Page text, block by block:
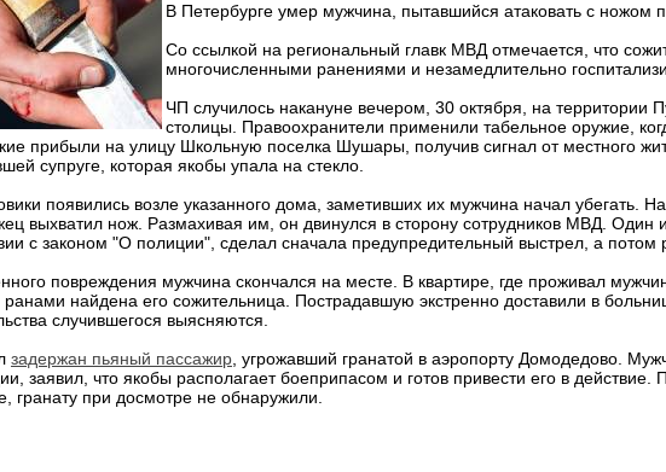
В Петербурге умер мужчина, пытавшийся атаковать с ножом
Со ссылкой на региональный главк МВД отмечается, что
многочисленными ранениями и незамедлительно
ЧП случилось накануне вечером, 30 октября, на территории
столицы. Правоохранители применили табельное оружие,
прибыли на улицу Школьную поселка Шушары, получив сигнал от местного
супруге, которая якобы упала на стекло.
появились возле указанного дома, заметивших их мужчина начал убегать.
выхватил нож. Размахивая им, он двинулся в сторону сотрудников МВД. Один
с законом "О полиции", сделал сначала предупредительный выстрел, а потом
повреждения мужчина скончался на месте. В квартире, где проживал
найдена его сожительница. Пострадавшую экстренно доставили в
случившегося выясняются.
задержан пьяный пассажир , угрожавший гранатой в аэропорту Домодедово.
заявил, что якобы располагает боеприпасом и готов привести его в действие.
гранату при досмотре не обнаружили.